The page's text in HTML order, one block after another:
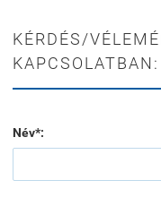
KÉRDÉS/
KAPCSOLATBAN:
Név*: